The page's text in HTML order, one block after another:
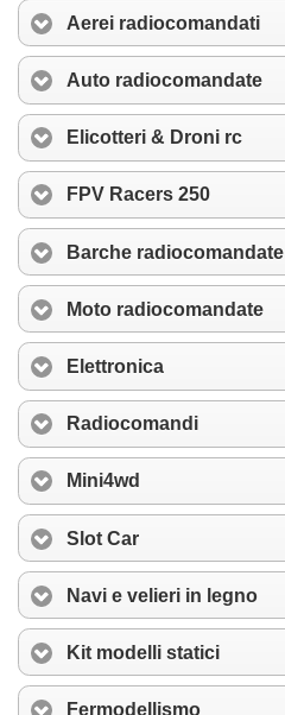
Aerei radiocomandati
Auto radiocomandate
Elicotteri & Droni rc
FPV Racers 250
Barche radiocomandate
Moto radiocomandate
Elettronica
Radiocomandi
Mini4wd
Slot Car
Navi e velieri in legno
Kit modelli statici
Fermodellismo